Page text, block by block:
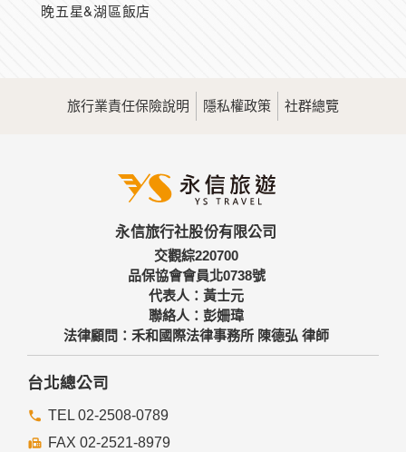
晚五星&湖區飯店
旅行業責任保險說明 隱私權政策 社群總覽
永信旅行社股份有限公司
交觀綜220700
品保協會會員北0738號
代表人：黃士元
聯絡人：彭姍瑋
法律顧問：禾和國際法律事務所 陳德弘 律師
台北總公司
TEL 02-2508-0789
FAX 02-2521-8979